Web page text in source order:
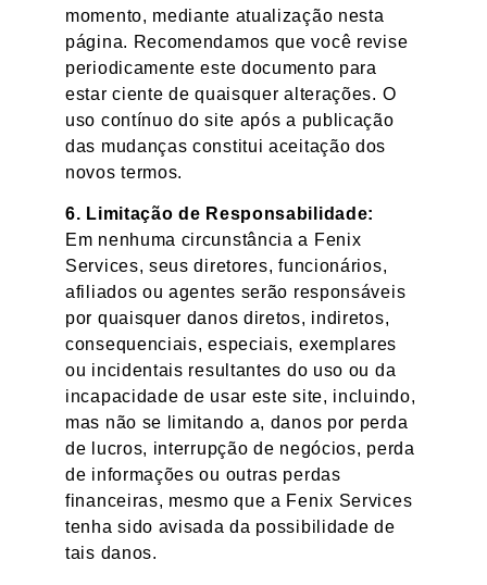
momento, mediante atualização nesta
página. Recomendamos que você revise
periodicamente este documento para
estar ciente de quaisquer alterações. O
uso contínuo do site após a publicação
das mudanças constitui aceitação dos
novos termos.
6. Limitação de Responsabilidade:
Em nenhuma circunstância a Fenix
Services, seus diretores, funcionários,
afiliados ou agentes serão responsáveis
por quaisquer danos diretos, indiretos,
consequenciais, especiais, exemplares
ou incidentais resultantes do uso ou da
incapacidade de usar este site, incluindo,
mas não se limitando a, danos por perda
de lucros, interrupção de negócios, perda
de informações ou outras perdas
financeiras, mesmo que a Fenix Services
tenha sido avisada da possibilidade de
tais danos.